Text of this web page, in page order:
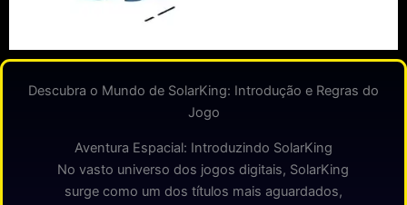
Descubra o Mundo de SolarKing: Introdução e Regras do
Jogo
Aventura Espacial: Introduzindo SolarKing
No vasto universo dos jogos digitais, SolarKing
surge como um dos títulos mais aguardados,